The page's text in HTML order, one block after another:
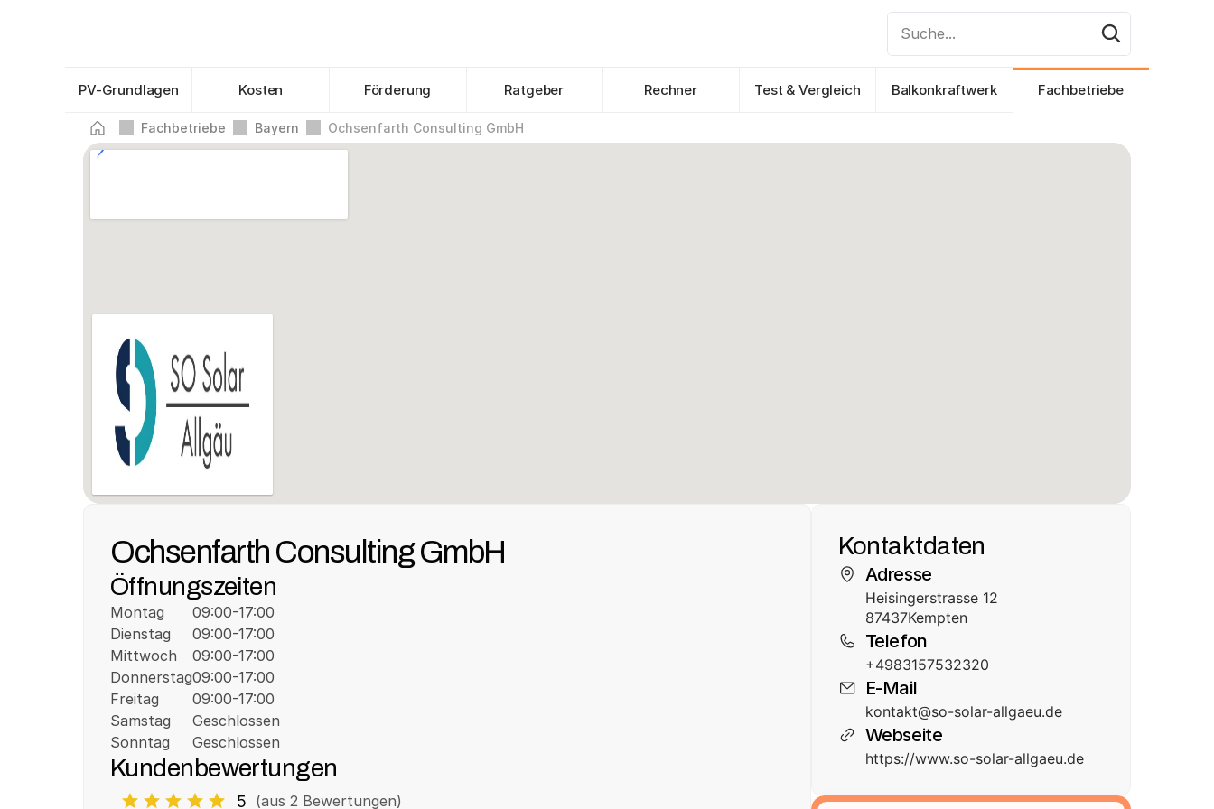
Suche...
PV-Grundlagen Kosten Förderung Ratgeber Rechner Test & Vergleich Balkonkraftwerk Fachbetriebe
Fachbetriebe Bayern Ochsenfarth Consulting GmbH
Ochsenfarth Consulting GmbH
Öffnungszeiten
Montag
Dienstag
Mittwoch
Donnerstag
Freitag
Samstag
Sonntag
09:00-17:00
09:00-17:00
09:00-17:00
09:00-17:00
09:00-17:00
Geschlossen
Geschlossen
Kundenbewertungen
5 (aus 2 Bewertungen)
Kontaktdaten
Adresse
Heisingerstrasse 12
87437Kempten
Telefon
+4983157532320
E-Mail
kontakt@so-solar-allgaeu.de
Webseite
https://www.so-solar-allgaeu.de